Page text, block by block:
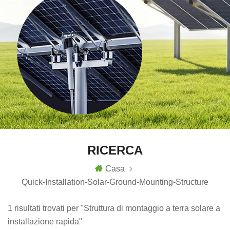
RICERCA
Casa
Quick-Installation-Solar-Ground-Mounting-Structure
1 risultati trovati per "Struttura di montaggio a terra solare a
installazione rapida"